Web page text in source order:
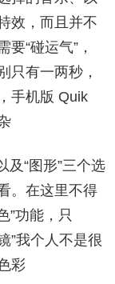
效，而且并不
“碰运气”，
只有一两秒，
手机版 Quik
及“图形”三个选
。在这里不得
”功能，只
”我个人不是很
彩